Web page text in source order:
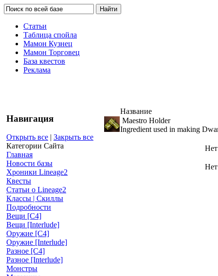
Статьи
Таблица спойла
Мамон Кузнец
Мамон Торговец
База квестов
Реклама
Навигация
Открыть все | Закрыть все
Категории Сайта
Главная
Новости базы
Хроники Lineage2
Квесты
Статьи о Lineage2
Классы | Скиллы
Подробности
Вещи [С4]
Вещи [Interlude]
Оружие [С4]
Оружие [Interlude]
Разное [C4]
Разное [Interlude]
Монстры
Название
Maestro Holder
Ingredient used in making
Нет
Нет